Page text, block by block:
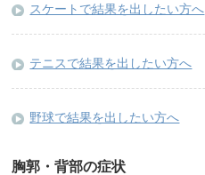
スケートで結果を出したい方へ
テニスで結果を出したい方へ
野球で結果を出したい方へ
胸郭・背部の症状